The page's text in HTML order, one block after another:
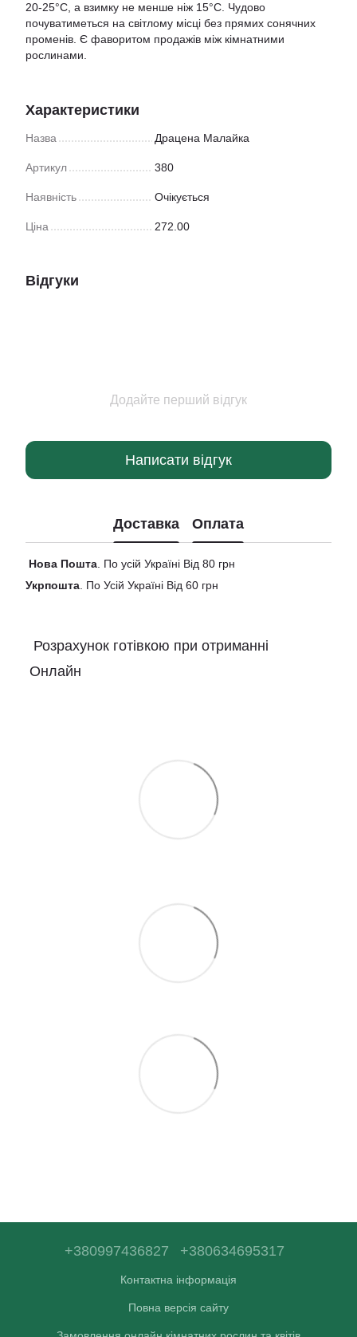
20-25°С, а взимку не менше ніж 15°С. Чудово
почуватиметься на світлому місці без прямих сонячних
променів. Є фаворитом продажів між кімнатними
рослинами.
Характеристики
Назва Драцена Малайка
Артикул 380
Наявність Очікується
Ціна 272.00
Відгуки
Додайте перший відгук
Написати відгук
Доставка Оплата
Нова Пошта . По усій Україні Від 80 грн
Укрпошта . По Усій Україні Від 60 грн
Розрахунок готівкою при отриманні
Онлайн
+380997436827 +380634695317
Контактна інформація
Повна версія сайту